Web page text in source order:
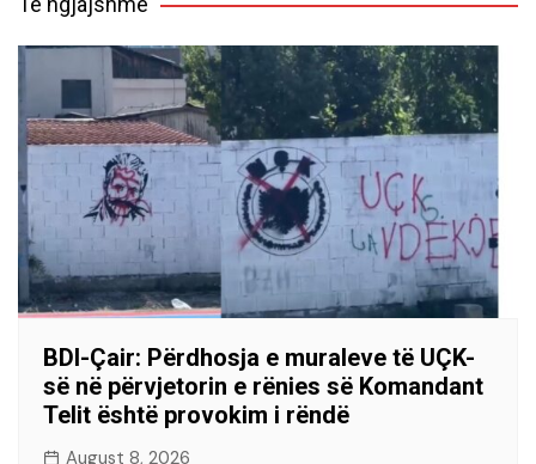
BDI-Çair: Përdhosja e muraleve të UÇK-
së në përvjetorin e rënies së Komandant
Telit është provokim i rëndë
August 8, 2026